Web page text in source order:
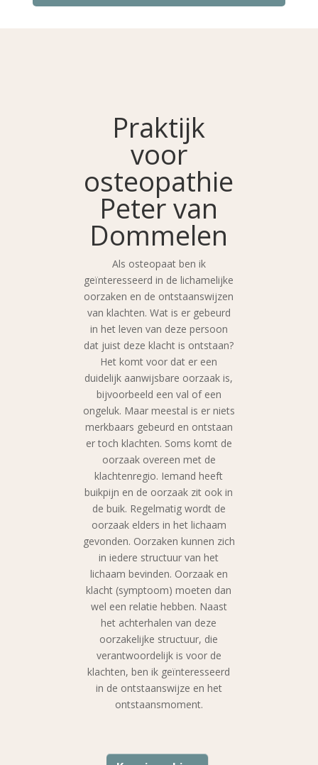
Praktijk
voor
osteopathie
Peter van
Dommelen
Als osteopaat ben ik
geïnteresseerd in de lichamelijke
oorzaken en de ontstaanswijzen
van klachten. Wat is er gebeurd
in het leven van deze persoon
dat juist deze klacht is ontstaan?
Het komt voor dat er een
duidelijk aanwijsbare oorzaak is,
bijvoorbeeld een val of een
ongeluk. Maar meestal is er niets
merkbaars gebeurd en ontstaan
er toch klachten. Soms komt de
oorzaak overeen met de
klachtenregio. Iemand heeft
buikpijn en de oorzaak zit ook in
de buik. Regelmatig wordt de
oorzaak elders in het lichaam
gevonden. Oorzaken kunnen zich
in iedere structuur van het
lichaam bevinden. Oorzaak en
klacht (symptoom) moeten dan
wel een relatie hebben. Naast
het achterhalen van deze
oorzakelijke structuur, die
verantwoordelijk is voor de
klachten, ben ik geïnteresseerd
in de ontstaanswijze en het
ontstaansmoment.